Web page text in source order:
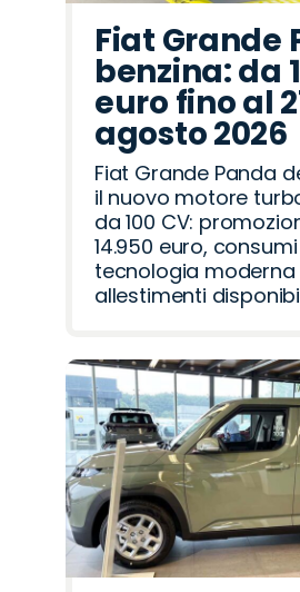
Fiat Grande
benzina: da
euro fino al
agosto 2026
Fiat Grande Panda
il nuovo motore
da 100 CV:
14.950 euro,
tecnologia moderna
allestimenti